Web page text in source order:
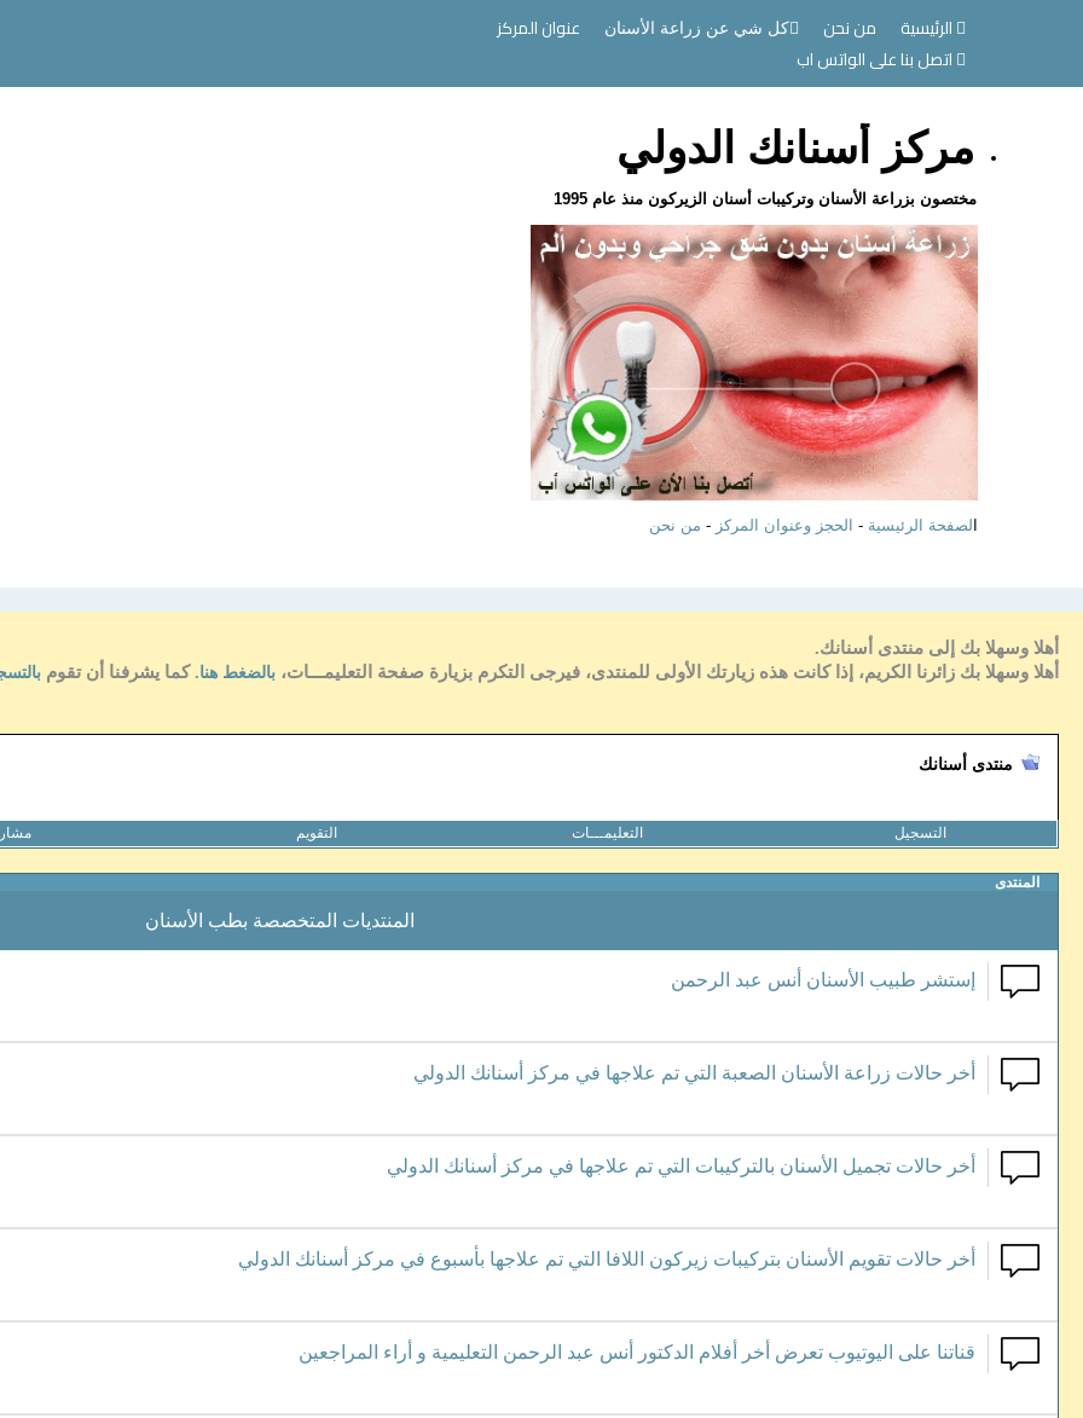
الرئيسية من نحن كل شي عن زراعة الأسنان
عنوان المركز
اتصل بنا على الواتس اب
مركز أسنانك الدولي
مختصون بزراعة الأسنان وتركيبات أسنان الزيركون منذ عام 1995
الصفحة الرئيسية - الحجز وعنوان المركز - من نحن
أهلا وسهلا بك إلى منتدى أسنانك.
أهلا وسهلا بك زائرنا الكريم، إذا كانت هذه زيارتك الأولى للمنتدى، فيرجى التكرم بزيارة صفحة التعليمـــات، بالضغط هنا. كما يشرفنا أن تقوم
منتدى أسنانك
التسجيل التعليمـــات التقويم
المنتدى
المنتديات المتخصصة بطب الأسنان
إستشر طبيب الأسنان أنس عبد الرحمن
أخر حالات زراعة الأسنان الصعبة التي تم علاجها في مركز أسنانك الدولي
أخر حالات تجميل الأسنان بالتركيبات التي تم علاجها في مركز أسنانك الدولي
أخر حالات تقويم الأسنان بتركيبات زيركون اللافا التي تم علاجها بأسبوع في مركز أسنانك الدولي
قناتنا على اليوتيوب تعرض أخر أفلام الدكتور أنس عبد الرحمن التعليمية و أراء المراجعين